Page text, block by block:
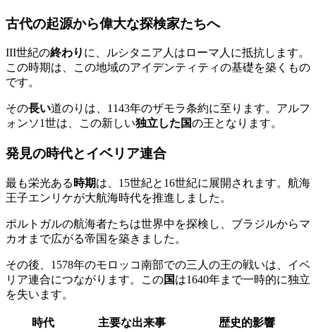
古代の起源から偉大な探検家たちへ
III世紀の終わり に、ルシタニア人はローマ人に抵抗します。
この時期は、この地域のアイデンティティの基礎を築くもの
です。
その長い道のりは、1143年のザモラ条約に至ります。アルフ
ォンソ1世は、この新しい独立した国の王となります。
発見の時代とイベリア連合
最も栄光ある 時期は、15世紀と16世紀に展開されます。航海
王子エンリケが大航海時代を推進しました。
ポルトガルの航海者たちは世界中を探検し、ブラジルからマ
カオまで広がる帝国を築きました。
その後、1578年のモロッコ南部での三人の王の戦いは、イベ
リア連合につながります。この国は1640年まで一時的に独立
を失います。
時代 主要な出来事 歴史的影響